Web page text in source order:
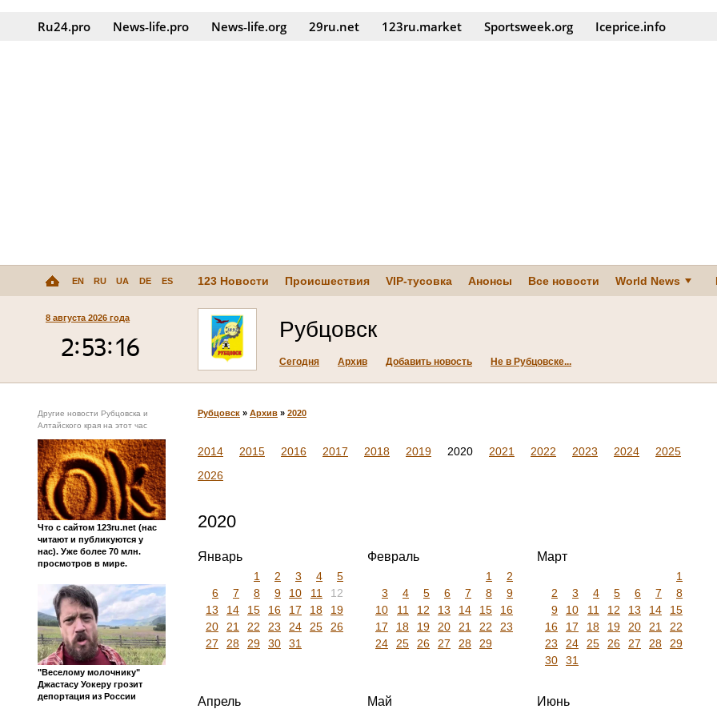
Ru24.pro News‑life.pro News‑life.org 29ru.net 123ru.market Sportsweek.org Iceprice.info
EN RU UA DE ES 123 Новости Происшествия VIP-тусовка Анонсы Все новости World News
8 августа 2026 года Рубцовск
Сегодня Архив Добавить новость Не в Рубцовске...
Другие новости Рубцовска и
Алтайского края на этот час
Что с сайтом 123ru.net (нас
читают и публикуются у
нас). Уже более 70 млн.
просмотров в мире.
"Веселому молочнику"
Джастасу Уокеру грозит
депортация из России
Рубцовск » Архив » 2020
2014 2015 2016 2017 2018 2019 2020 2021 2022 2023 2024
2025
2026
2020
Январь
1 2 3 4
5
6
7 8 9 10 11
12
13
14 15 16 17 18
19
20
21 22 23 24 25
26
27
28 29 30 31
Февраль
1
2
3
4 5 6 7 8
9
10
11 12 13 14 15
16
17
18 19 20 21 22
23
24
25 26 27 28 29
Март
1
2
3 4 5 6 7
8
9
10 11 12 13 14
15
16
17 18 19 20 21
22
23
24 25 26 27 28
29
30
31
Апрель Май Июнь